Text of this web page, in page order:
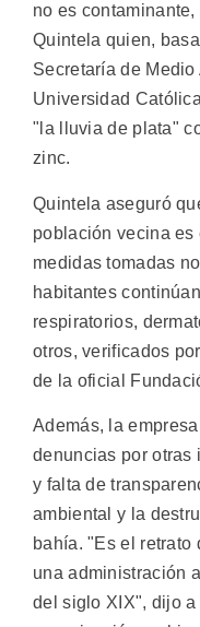
no es
Quintela quien,
Secretaría de
Universidad
"la lluvia de plata"
zinc.
Quintela aseguró
población vecina es
medidas tomadas
habitantes
respiratorios,
otros, verificados
de la oficial
Además, la
denuncias por otras
y falta de
ambiental y la
bahía. "Es el retrato
una administración
del siglo XIX", dijo